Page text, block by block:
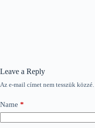
Leave a Reply
Az e-mail címet nem tesszük közzé.
Name *